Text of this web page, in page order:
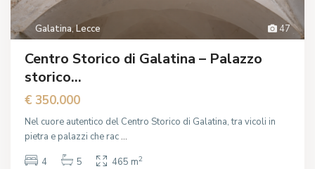
47
Galatina,Lecce
Centro Storico di Galatina – Palazzo
storico...
€ 350.000
Nel cuore autentico del Centro Storico di Galatina, tra vicoli in
pietra e palazzi che rac...
4
5 465 m2